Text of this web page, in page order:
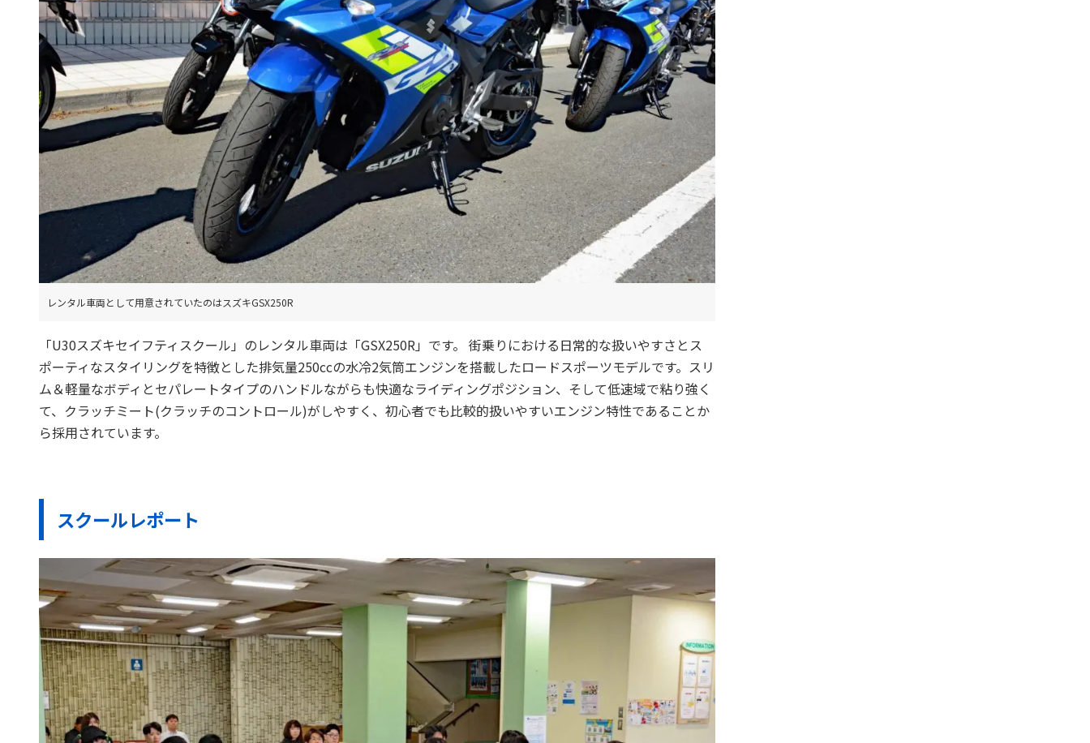
レンタル車両として用意されていたのはスズキGSX250R
「U30スズキセイフティスクール」のレンタル車両は「GSX250R」です。 街乗りにおける日常的な扱いやすさとス
ポーティなスタイリングを特徴とした排気量250ccの水冷2気筒エンジンを搭載したロードスポーツモデルです。スリ
ム＆軽量なボディとセパレートタイプのハンドルながらも快適なライディングポジション、そして低速域で粘り強く
て、クラッチミート(クラッチのコントロール)がしやすく、初心者でも比較的扱いやすいエンジン特性であることか
ら採用されています。
スクールレポート